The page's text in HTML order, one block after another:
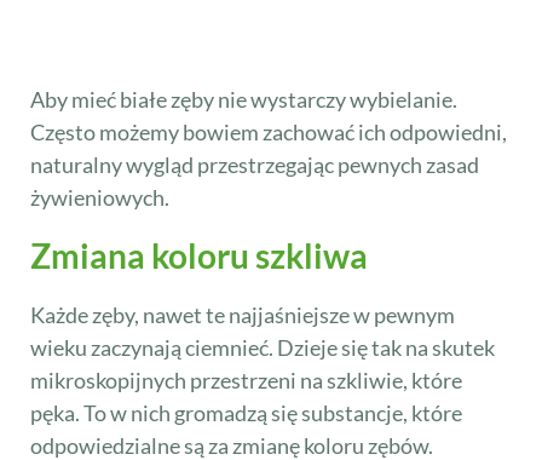
Aby mieć białe zęby nie wystarczy wybielanie.
Często możemy bowiem zachować ich odpowiedni,
naturalny wygląd przestrzegając pewnych zasad
żywieniowych.
Zmiana koloru szkliwa
Każde zęby, nawet te najjaśniejsze w pewnym
wieku zaczynają ciemnieć. Dzieje się tak na skutek
mikroskopijnych przestrzeni na szkliwie, które
pęka. To w nich gromadzą się substancje, które
odpowiedzialne są za zmianę koloru zębów.